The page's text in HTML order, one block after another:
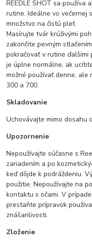
REEDLE SHOT sa používa
rutine. Ideálne vo večernej
množstvo na čistú pleť.
Masírujte tvár krúživými
zakončite pevným
pokračovať v rutine ďalšími
je úplne normálne, ak
možné používať denne, ale
300 a 700.
Skladovanie
Uchovávajte mimo dosahu
Upozornenie
Nepoužívajte súčasne s
zariadením a po
keď dôjde k podráždeniu.
použitie. Nepoužívajte na
kontaktu s očami. V
prestaňte prípravok
znášanlivosti.
Zloženie